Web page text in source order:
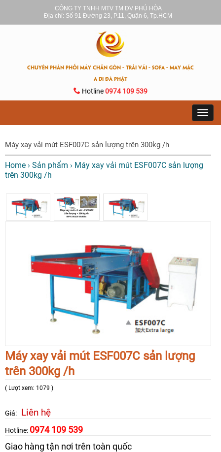
CÔNG TY TNHH MTV TM DV PHÚ HÒA
Địa chỉ: Số 91 Đường 23, P.11, Quận 6, Tp.HCM
CHUYÊN PHÂN PHỐI MÁY CHẦN GÒN - TRẢI VẢI - SOFA - MAY MẶC
A DI ĐÀ PHẬT
Hotline0974 109 539
Máy xay vải mút ESF007C sản lượng trên 300kg /h
Home › Sản phẩm › Máy xay vải mút ESF007C sản lượng
trên 300kg /h
Máy xay vải mút ESF007C sản lượng
trên 300kg /h
( Lượt xem: 1079 )
Giá: Liên hệ
Hotline: 0974 109 539
Giao hàng tận nơi trên toàn quốc